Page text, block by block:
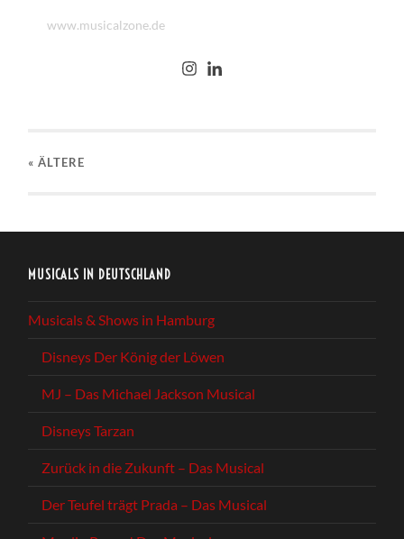
www.musicalzone.de
« ÄLTERE
MUSICALS IN DEUTSCHLAND
Musicals & Shows in Hamburg
Disneys Der König der Löwen
MJ – Das Michael Jackson Musical
Disneys Tarzan
Zurück in die Zukunft – Das Musical
Der Teufel trägt Prada – Das Musical